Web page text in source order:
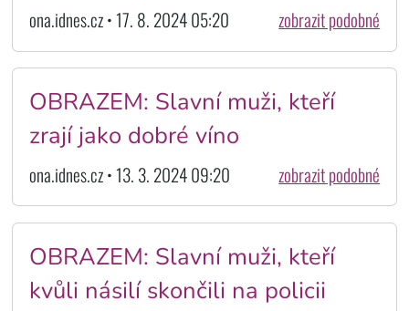
ona.idnes.cz • 17. 8. 2024 05:20 zobrazit podobné
OBRAZEM: Slavní muži, kteří
zrají jako dobré víno
ona.idnes.cz • 13. 3. 2024 09:20 zobrazit podobné
OBRAZEM: Slavní muži, kteří
kvůli násilí skončili na policii